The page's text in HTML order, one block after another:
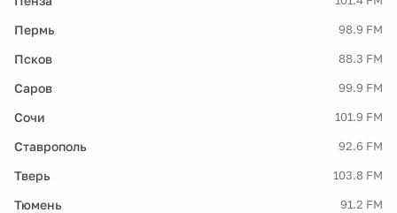
Пермь 98.9 FM
Псков 88.3 FM
Саров 99.9 FM
Сочи 101.9 FM
Ставрополь 92.6 FM
Тверь 103.8 FM
Тюмень 91.2 FM